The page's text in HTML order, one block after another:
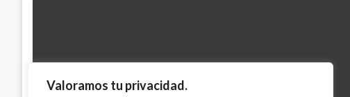
Valoramos tu privacidad.
NACIONAL